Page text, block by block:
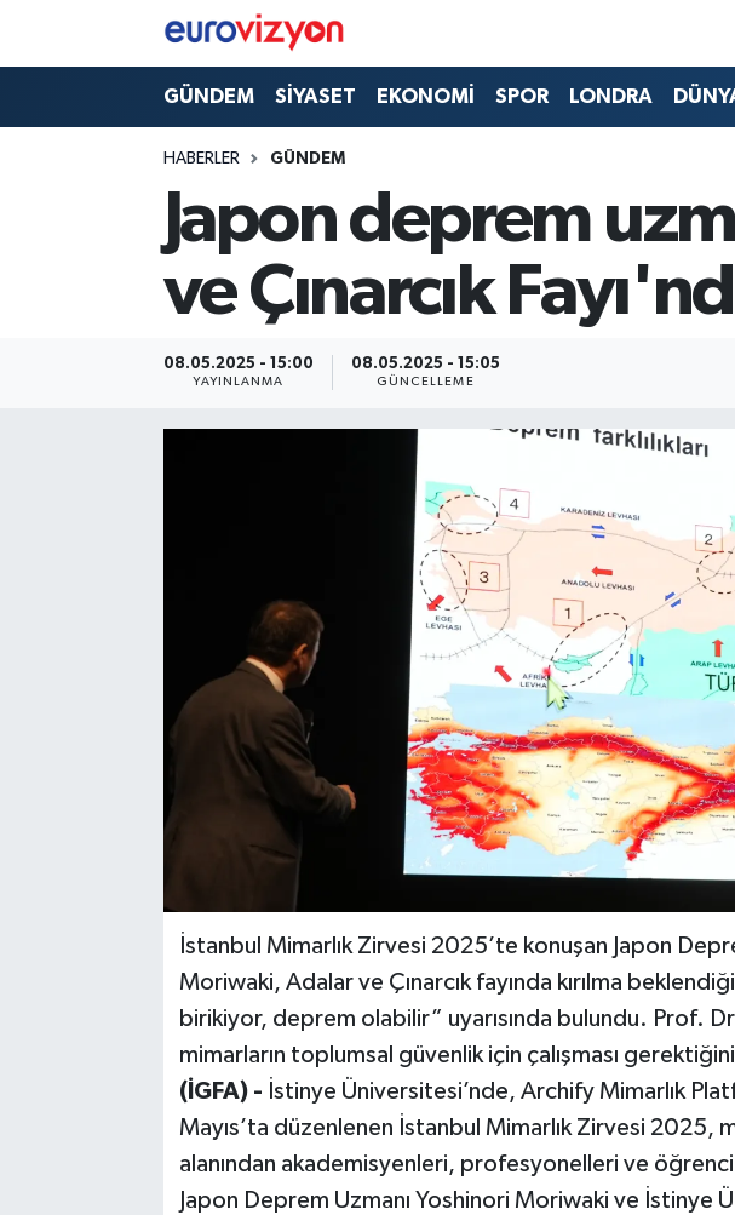
GÜNDEM SİYASET EKONOMİ SPOR LONDRA
HABERLER GÜNDEM
Japon deprem
ve Çınarcık
08.05.2025 - 15:00
YAYINLANMA
08.05.2025 - 15:05
GÜNCELLEME
İstanbul Mimarlık Zirvesi 2025’te konuşan Japon
Moriwaki, Adalar ve Çınarcık fayında kırılma
birikiyor, deprem olabilir” uyarısında bulundu. Prof.
mimarların toplumsal güvenlik için çalışması
(İGFA) - İstinye Üniversitesi’nde, Archify Mimarlık
Mayıs’ta düzenlenen İstanbul Mimarlık Zirvesi 2025,
alanından akademisyenleri, profesyonelleri ve
Japon Deprem Uzmanı Yoshinori Moriwaki ve İstinye